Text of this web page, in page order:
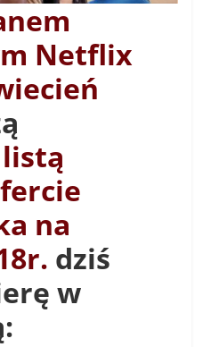
Netflix
na
dziś
w